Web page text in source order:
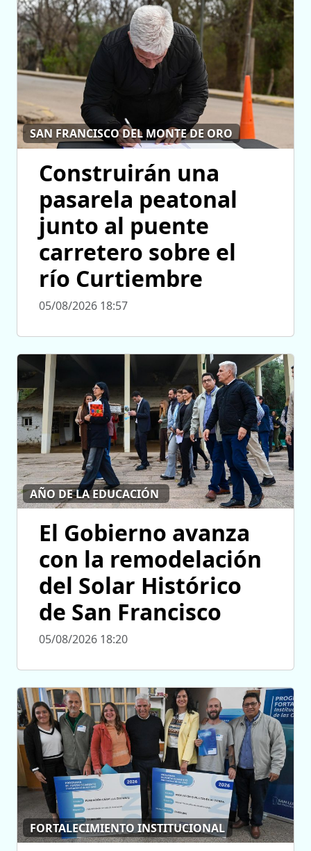
SAN FRANCISCO DEL MONTE DE ORO
Construirán una
pasarela peatonal
junto al puente
carretero sobre el
río Curtiembre
05/08/2026 18:57
AÑO DE LA EDUCACIÓN
El Gobierno avanza
con la remodelación
del Solar Histórico
de San Francisco
05/08/2026 18:20
FORTALECIMIENTO INSTITUCIONAL